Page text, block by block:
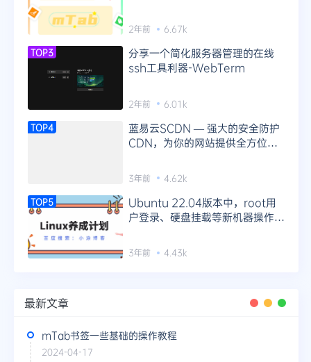
2年前 6.67k
TOP3
分享一个简化服务器管理的在线
ssh工具利器-WebTerm
2年前 6.01k
TOP4
蓝易云SCDN — 强大的安全防护
CDN，为你的网站提供全方位防
3年前 4.62k
TOP5
Ubuntu 22.04版本中，root用
户登录、硬盘挂载等新机器操作指
3年前 4.43k
最新文章
mTab书签一些基础的操作教程
2024-04-17